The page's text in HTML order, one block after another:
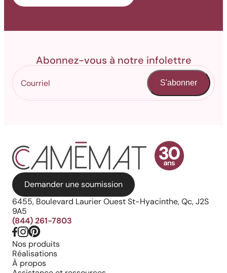
Abonnez-vous à notre infolettre
S'abonner
Demander une soumission
6455, Boulevard Laurier Ouest St-Hyacinthe, Qc, J2S
9A5
(844) 261-7803
Nos produits
Réalisations
À propos